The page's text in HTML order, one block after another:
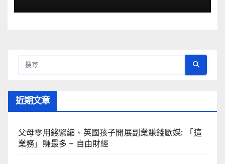
近期文章
父母零用錢緊縮、英國孩子開展副業賺錢歐媒: 「這
業務」賺最多 – 自由財經